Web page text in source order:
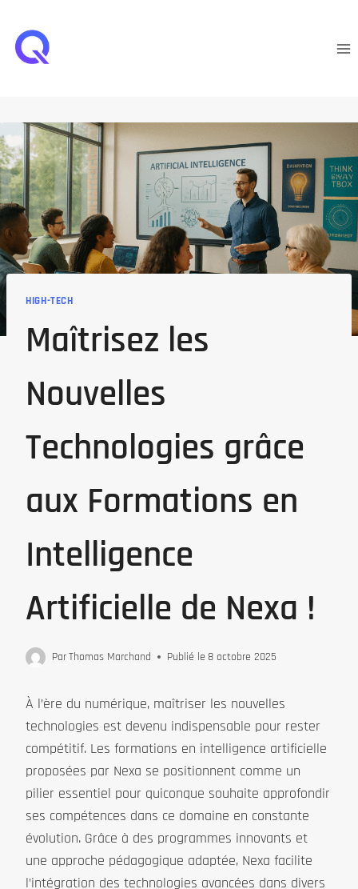
contenu
HIGH-TECH
Maîtrisez les
Nouvelles
Technologies grâce
aux Formations en
Intelligence
Artificielle de Nexa !
ParThomas Marchand Publié le 8 octobre 2025
À l’ère du numérique, maîtriser les nouvelles
technologies est devenu indispensable pour rester
compétitif. Les formations en intelligence artificielle
proposées par Nexa se positionnent comme un
pilier essentiel pour quiconque souhaite approfondir
ses compétences dans ce domaine en constante
évolution. Grâce à des programmes innovants et
une approche pédagogique adaptée, Nexa facilite
l’intégration des technologies avancées dans divers